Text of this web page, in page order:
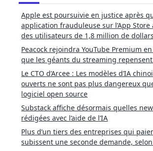
Apple est poursuivie en justice après
application frauduleuse sur l’App Store
des utilisateurs de 1,8 million de
Peacock rejoindra YouTube Premium
que les géants du streaming
Le CTO d’Arcee : Les modèles d’IA
ouverts ne sont pas plus dangereux
logiciel open source
Substack affiche désormais quelles
rédigées avec l’aide de l’IA
Plus d’un tiers des entreprises qui
subissent une seconde demande,